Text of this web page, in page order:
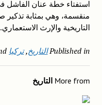
منقسمة، وهي بمثابة تذكير
التاريخية والإرث الاستعماري.
Published inالتاريخ,تركيا
More from التاريخ